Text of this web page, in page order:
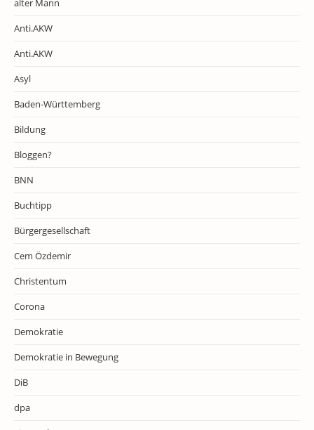
alter Mann
Anti.AKW
Anti.AKW
Asyl
Baden-Württemberg
Bildung
Bloggen?
BNN
Buchtipp
Bürgergesellschaft
Cem Özdemir
Christentum
Corona
Demokratie
Demokratie in Bewegung
DiB
dpa